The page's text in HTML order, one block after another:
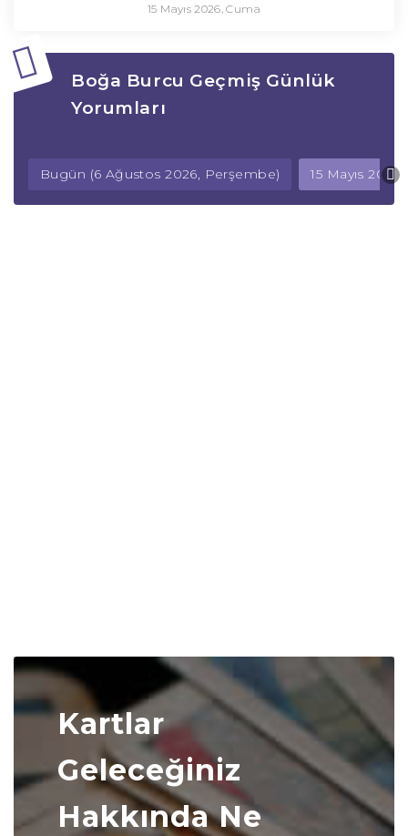
15 Mayıs 2026, Cuma
Boğa Burcu Geçmiş Günlük
Yorumları
Bugün (6 Ağustos 2026, Perşembe) 15 Mayıs
Kartlar
Geleceğiniz
Hakkında Ne